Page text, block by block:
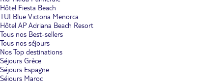
Hôtel Fiesta Beach
TUI Blue Victoria Menorca
Hôtel AP Adriana Beach Resort
Tous nos Best-sellers
Tous nos séjours
Nos Top destinations
Séjours Grèce
Séjours Espagne
Séjours Maroc